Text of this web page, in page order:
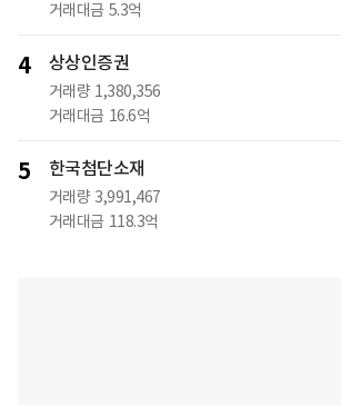
거래대금 5.3억
4 상상인증권
거래량 1,380,356
거래대금 16.6억
5 한국첨단소재
거래량 3,991,467
거래대금 118.3억